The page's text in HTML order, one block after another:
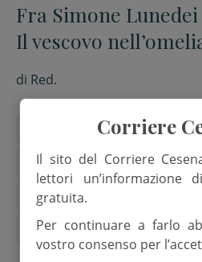
Fra Simone
Il vescovo
coraggio dell’amore
di Red.
arcivescovo antonio giuseppe
Diocesi Cesena-Sarsina
fra simone lunedei
martorano di cesena
Corriere
Il sito del Corriere
lettori un’informazione
gratuita.
Per continuare a farlo
vostro consenso per